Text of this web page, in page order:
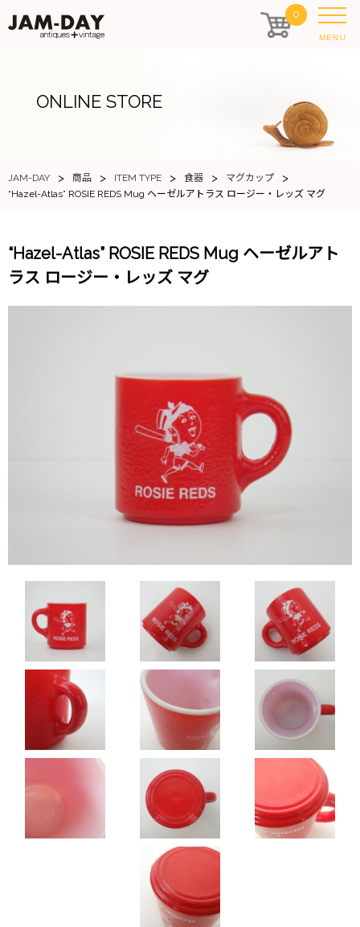
0
MENU
ONLINE STORE
JAM-DAY > 商品 > ITEM TYPE > 食器 > マグカップ >
“Hazel-Atlas” ROSIE REDS Mug ヘーゼルアトラス ロージー・レッズ マグ
“Hazel-Atlas” ROSIE REDS Mug ヘーゼルアト
ラス ロージー・レッズ マグ